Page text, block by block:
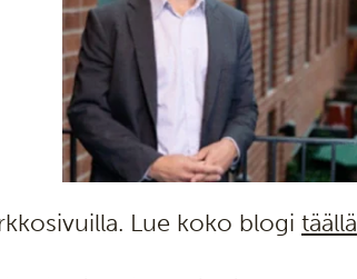
Lue koko blogi täällä